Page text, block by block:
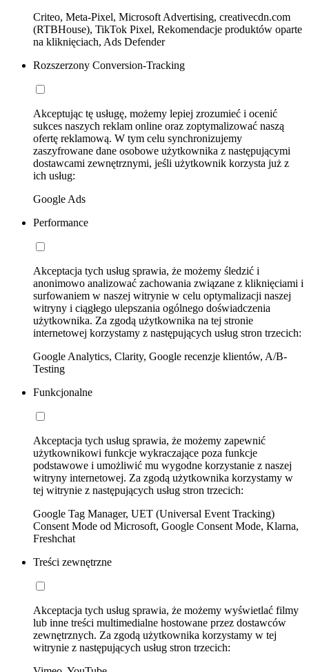
Criteo, Meta-Pixel, Microsoft Advertising, creativecdn.com
(RTBHouse), TikTok Pixel, Rekomendacje produktów oparte
na kliknięciach, Ads Defender
Rozszerzony Conversion-Tracking
Akceptując tę usługę, możemy lepiej zrozumieć i ocenić
sukces naszych reklam online oraz zoptymalizować naszą
ofertę reklamową. W tym celu synchronizujemy
zaszyfrowane dane osobowe użytkownika z następującymi
dostawcami zewnętrznymi, jeśli użytkownik korzysta już z
ich usług:
Google Ads
Performance
Akceptacja tych usług sprawia, że możemy śledzić i
anonimowo analizować zachowania związane z kliknięciami i
surfowaniem w naszej witrynie w celu optymalizacji naszej
witryny i ciągłego ulepszania ogólnego doświadczenia
użytkownika. Za zgodą użytkownika na tej stronie
internetowej korzystamy z następujących usług stron trzecich:
Google Analytics, Clarity, Google recenzje klientów, A/B-
Testing
Funkcjonalne
Akceptacja tych usług sprawia, że możemy zapewnić
użytkownikowi funkcje wykraczające poza funkcje
podstawowe i umożliwić mu wygodne korzystanie z naszej
witryny internetowej. Za zgodą użytkownika korzystamy w
tej witrynie z następujących usług stron trzecich:
Google Tag Manager, UET (Universal Event Tracking)
Consent Mode od Microsoft, Google Consent Mode, Klarna,
Freshchat
Treści zewnętrzne
Akceptacja tych usług sprawia, że możemy wyświetlać filmy
lub inne treści multimedialne hostowane przez dostawców
zewnętrznych. Za zgodą użytkownika korzystamy w tej
witrynie z następujących usług stron trzecich: